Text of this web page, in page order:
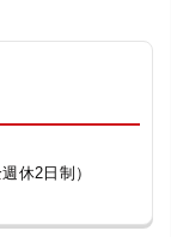
休2日制）